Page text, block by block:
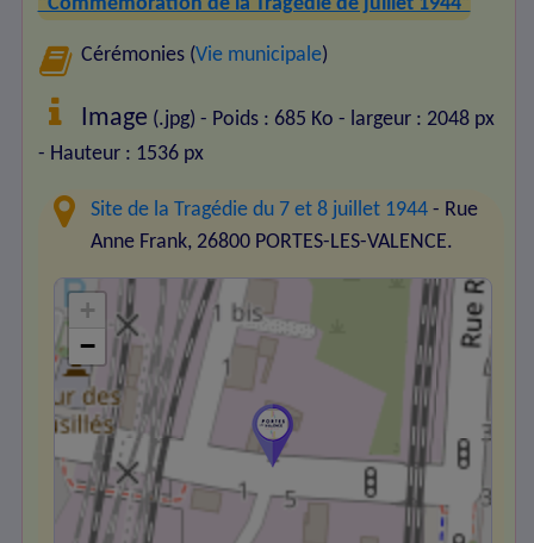
Cérémonies (Vie municipale)
Image (.jpg) - Poids : 685 Ko - largeur : 2048 px
- Hauteur : 1536 px
Site de la Tragédie du 7 et 8 juillet 1944 - Rue
Anne Frank, 26800 PORTES-LES-VALENCE.
+
−